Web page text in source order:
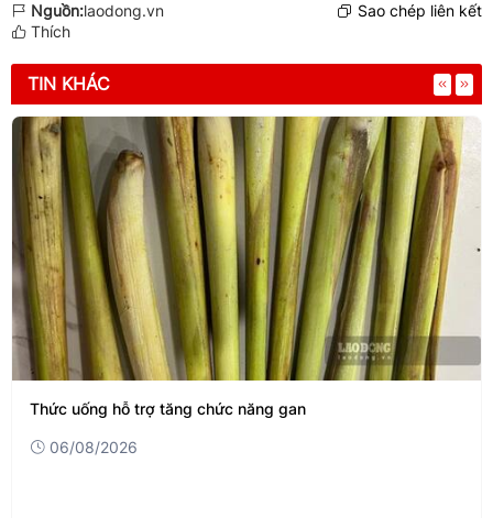
Nguồn:laodong.vn
Sao chép liên kết
Thích
TIN KHÁC
Thức uống hỗ trợ tăng chức năng gan
06/08/2026